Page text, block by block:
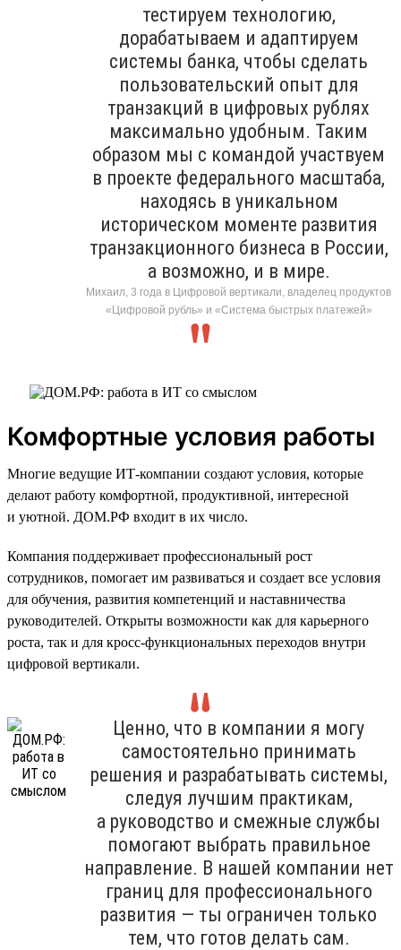
тестируем технологию,
дорабатываем и адаптируем
системы банка, чтобы сделать
пользовательский опыт для
транзакций в цифровых рублях
максимально удобным. Таким
образом мы с командой участвуем
в проекте федерального масштаба,
находясь в уникальном
историческом моменте развития
транзакционного бизнеса в России,
а возможно, и в мире.
Михаил, 3 года в Цифровой вертикали, владелец продуктов
«Цифровой рубль» и «Система быстрых платежей»
Комфортные условия работы
Многие ведущие ИТ-компании создают условия, которые
делают работу комфортной, продуктивной, интересной
и уютной. ДОМ.РФ входит в их число.
Компания поддерживает профессиональный рост
сотрудников, помогает им развиваться и создает все условия
для обучения, развития компетенций и наставничества
руководителей. Открыты возможности как для карьерного
роста, так и для кросс-функциональных переходов внутри
цифровой вертикали.
Ценно, что в компании я могу
самостоятельно принимать
решения и разрабатывать системы,
следуя лучшим практикам,
а руководство и смежные службы
помогают выбрать правильное
направление. В нашей компании нет
границ для профессионального
развития — ты ограничен только
тем, что готов делать сам.